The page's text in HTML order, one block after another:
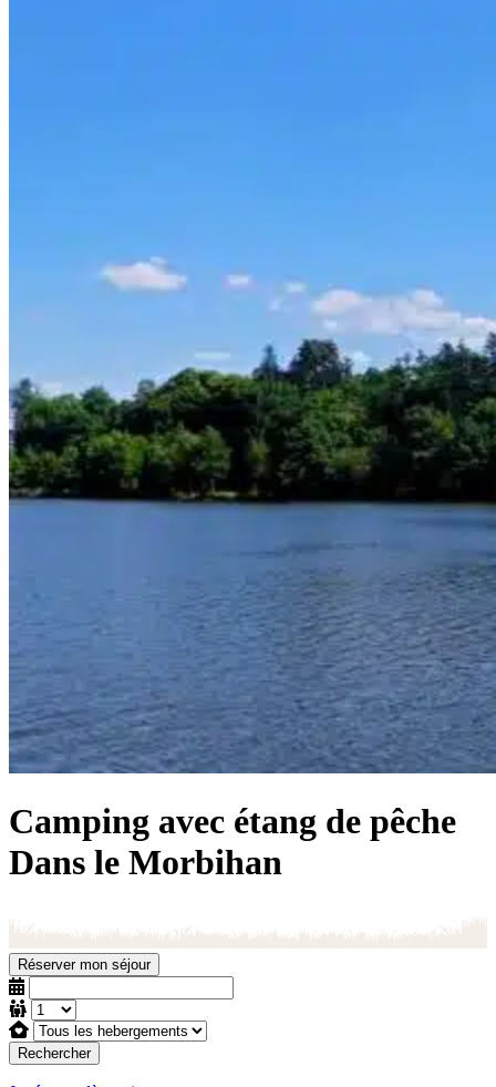
Camping avec étang de pêche
Dans le Morbihan
Réserver mon séjour
Rechercher